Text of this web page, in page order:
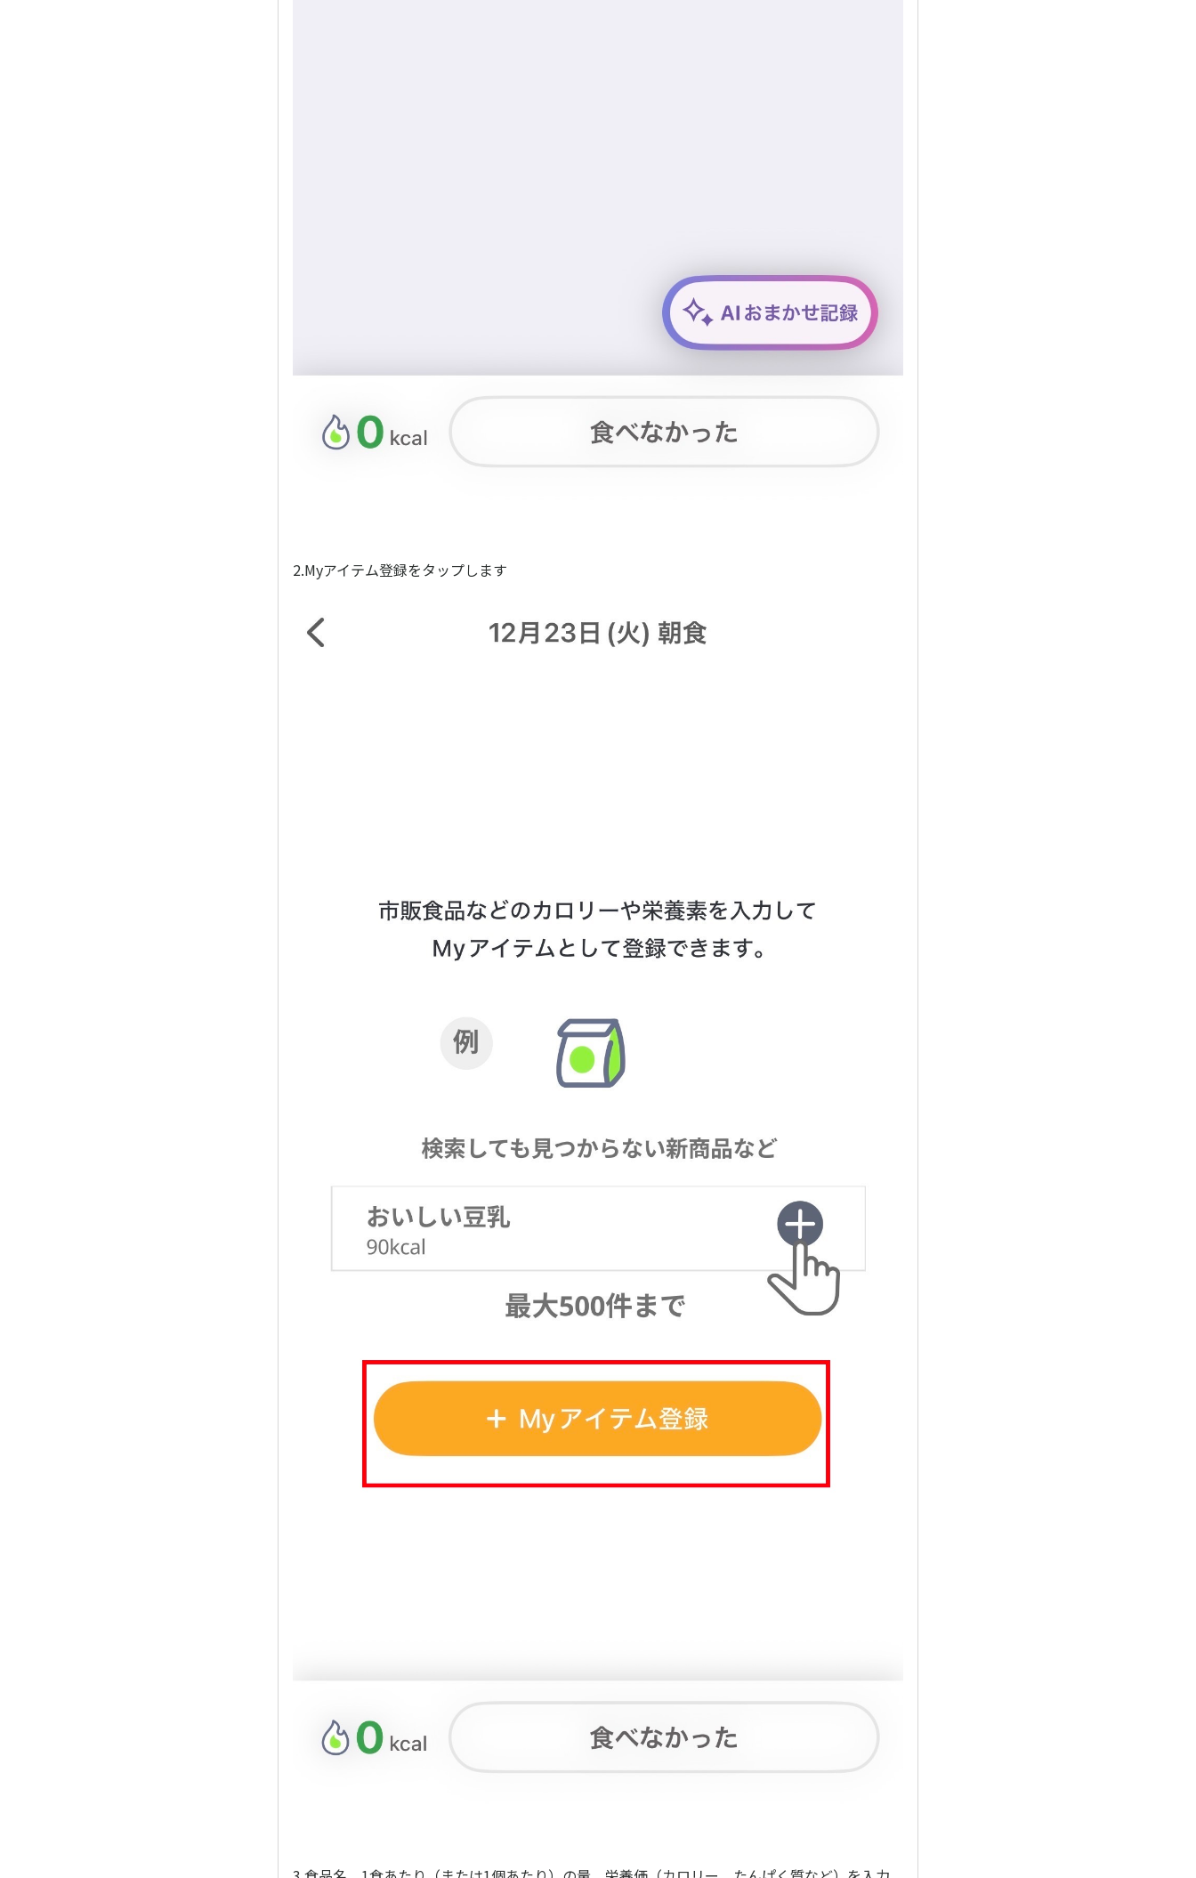
2.Myアイテム登録をタップします